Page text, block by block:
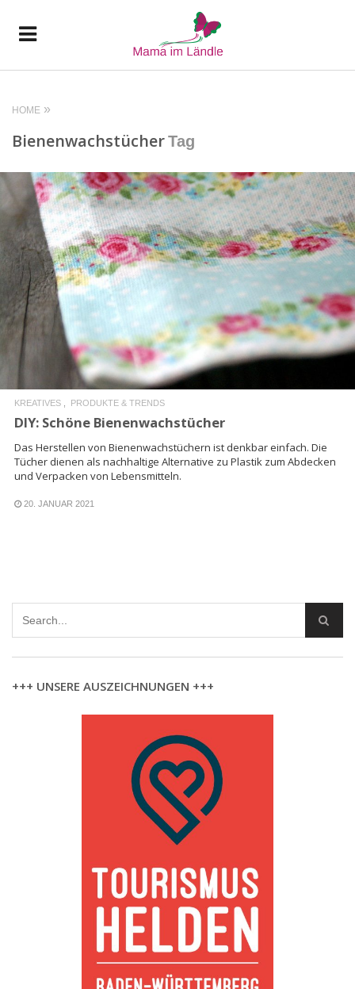
HOME
BienenwachstücherTag
READ MORE
KREATIVES PRODUKTE & TRENDS
DIY: Schöne Bienenwachstücher
Das Herstellen von Bienenwachstüchern ist denkbar einfach. Die
Tücher dienen als nachhaltige Alternative zu Plastik zum Abdecken
und Verpacken von Lebensmitteln.
20. JANUAR 2021
+++ UNSERE AUSZEICHNUNGEN +++